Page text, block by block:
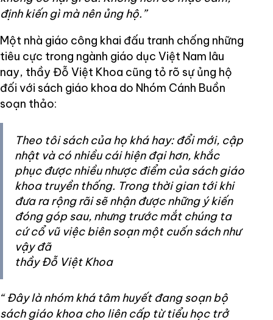
định kiến gì mà nên ủng hộ.”
Một nhà giáo công khai đấu tranh chống những
tiêu cực trong ngành giáo dục Việt Nam lâu
nay, thầy Đỗ Việt Khoa cũng tỏ rõ sự ủng hộ
đối với sách giáo khoa do Nhóm Cánh Buồn
soạn thảo:
Theo tôi sách của họ khá hay: đổi mới, cập
nhật và có nhiều cái hiện đại hơn, khắc
phục được nhiều nhược điểm của sách giáo
khoa truyền thống. Trong thời gian tới khi
đưa ra rộng rãi sẽ nhận được những ý kiến
đóng góp sau, nhưng trước mắt chúng ta
cứ cổ vũ việc biên soạn một cuốn sách như
vậy đã
thầy Đỗ Việt Khoa
“ Đây là nhóm khá tâm huyết đang soạn bộ
sách giáo khoa cho liên cấp từ tiểu học trở